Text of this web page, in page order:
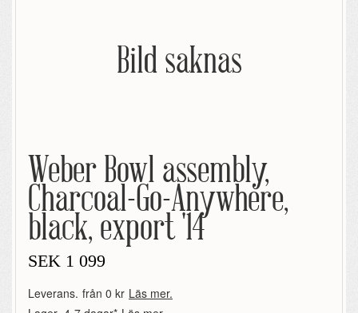
Bild saknas
Weber Bowl assembly,
Charcoal-Go-Anywhere,
black, export '14
SEK 1 099
Leverans. från 0 kr Läs mer.